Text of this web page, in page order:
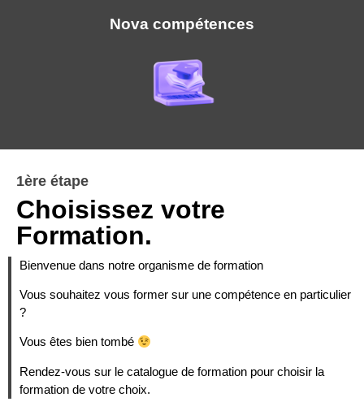
Nova compétences
1ère étape
Choisissez votre
Formation.
Bienvenue dans notre organisme de formation
Vous souhaitez vous former sur une compétence en particulier
?
Vous êtes bien tombé
Rendez-vous sur le catalogue de formation pour choisir la
formation de votre choix.